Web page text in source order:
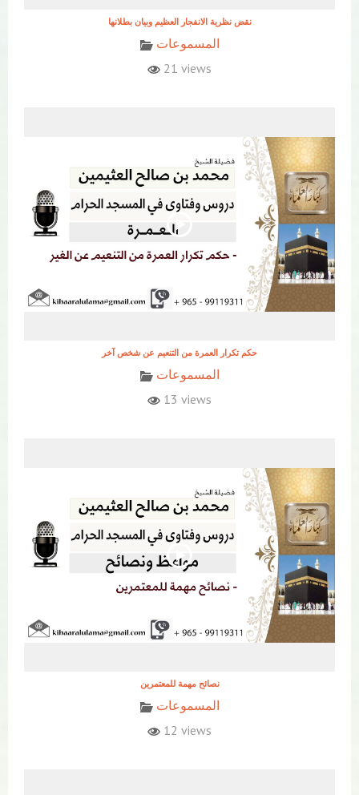
نقض نظرية الانفجار العظيم وبيان بطلانها
المسموعات
21 views
حكم تكرار العمرة من التنعيم عن شخص آخر
المسموعات
13 views
نصائح مهمة للمعتمرين
المسموعات
12 views